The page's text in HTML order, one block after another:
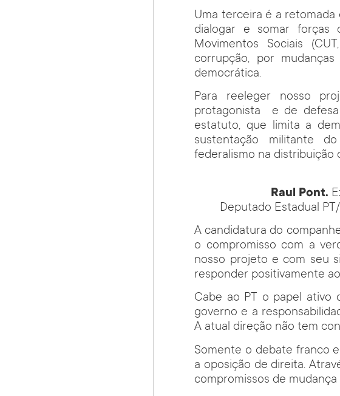
Uma terceira é a retomada
dialogar e somar forças
Movimentos Sociais
corrupção, por
democrática.
Para reeleger nosso
protagonista e de
estatuto, que limita a
sustentação militante
federalismo na distribuição
Raul Pont.
Deputado Estadual
A candidatura do
o compromisso com a
nosso projeto e com seu
responder positivamente
Cabe ao PT o papel ativo
governo e a
A atual direção não tem
Somente o debate franco
a oposição de direita.
compromissos de